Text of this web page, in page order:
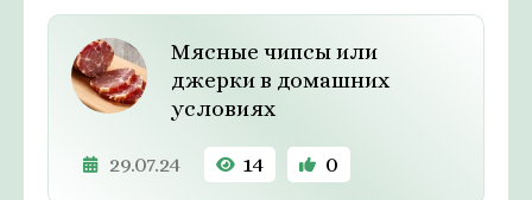
Мясные чипсы или
джерки в домашних
условиях
29.07.24 14 0